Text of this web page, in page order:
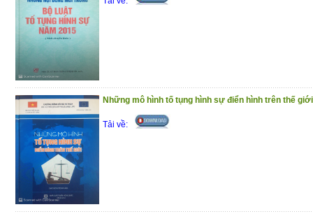
Những mô hình tố tụng hình sự điển hình trên thế giới
Tải về: